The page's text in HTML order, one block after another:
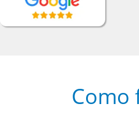
Como